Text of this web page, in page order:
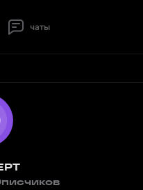
чаты